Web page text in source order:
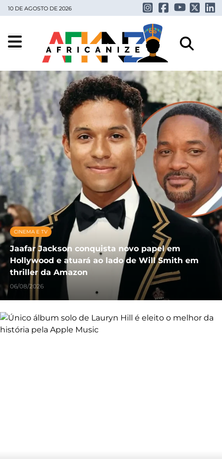
10 DE AGOSTO DE 2026
CINEMA E TV
Jaafar Jackson conquista novo papel em
Hollywood e atuará ao lado de Will Smith em
thriller da Amazon
06/08/2026